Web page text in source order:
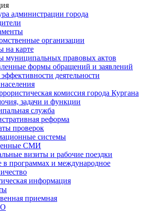
администрации города
организации
на карте
муниципальных правовых актов
формы обращений и заявлений
деятельности
комиссия города Кургана
задачи и функции
служба
реформа
проверок
системы
СМИ
визиты и рабочие поездки
в программах и международное
информация
приемная